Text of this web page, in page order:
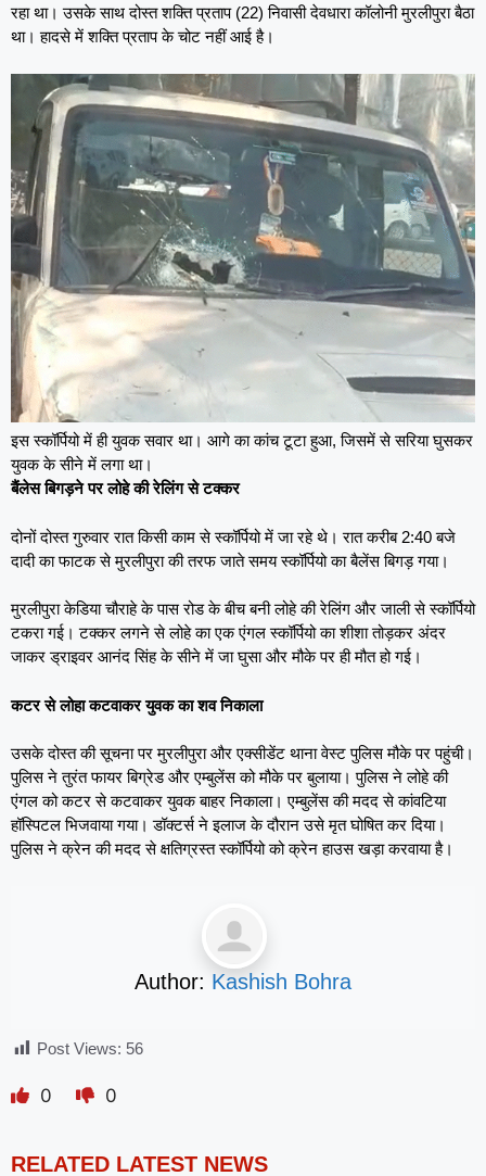
रहा था। उसके साथ दोस्त शक्ति प्रताप (22) निवासी देवधारा कॉलोनी मुरलीपुरा बैठा
था। हादसे में शक्ति प्रताप के चोट नहीं आई है।
इस स्कॉर्पियो में ही युवक सवार था। आगे का कांच टूटा हुआ, जिसमें से सरिया घुसकर
युवक के सीने में लगा था।
बैंलेस बिगड़ने पर लोहे की रेलिंग से टक्कर
दोनों दोस्त गुरुवार रात किसी काम से स्कॉर्पियो में जा रहे थे। रात करीब 2:40 बजे
दादी का फाटक से मुरलीपुरा की तरफ जाते समय स्कॉर्पियो का बैलेंस बिगड़ गया।
मुरलीपुरा केडिया चौराहे के पास रोड के बीच बनी लोहे की रेलिंग और जाली से स्कॉर्पियो
टकरा गई। टक्कर लगने से लोहे का एक एंगल स्कॉर्पियो का शीशा तोड़कर अंदर
जाकर ड्राइवर आनंद सिंह के सीने में जा घुसा और मौके पर ही मौत हो गई।
कटर से लोहा कटवाकर युवक का शव निकाला
उसके दोस्त की सूचना पर मुरलीपुरा और एक्सीडेंट थाना वेस्ट पुलिस मौके पर पहुंची।
पुलिस ने तुरंत फायर बिग्रेड और एम्बुलेंस को मौके पर बुलाया। पुलिस ने लोहे की
एंगल को कटर से कटवाकर युवक बाहर निकाला। एम्बुलेंस की मदद से कांवटिया
हॉस्पिटल भिजवाया गया। डॉक्टर्स ने इलाज के दौरान उसे मृत घोषित कर दिया।
पुलिस ने क्रेन की मदद से क्षतिग्रस्त स्कॉर्पियो को क्रेन हाउस खड़ा करवाया है।
Author: Kashish Bohra
Post Views: 56
0 0
RELATED LATEST NEWS